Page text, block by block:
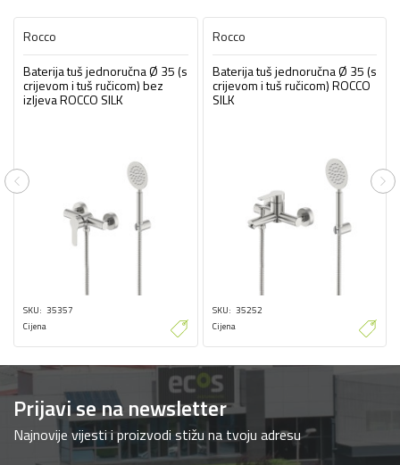
Rocco
Baterija tuš jednoručna Ø 35 (s
crijevom i tuš ručicom) bez
izljeva ROCCO SILK
SKU 35357
Cijena
Rocco
Baterija tuš jednoručna Ø 35 (s
crijevom i tuš ručicom) ROCCO
SILK
SKU 35252
Cijena
Previous
Prijavi se na newsletter
Najnovije vijesti i proizvodi stižu na tvoju adresu